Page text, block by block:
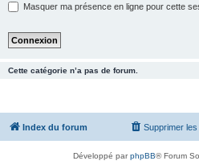
Masquer ma présence en ligne pour cette
Cette catégorie n’a pas de forum.
Index du forum Supprimer
Développé parphpBB® Forum